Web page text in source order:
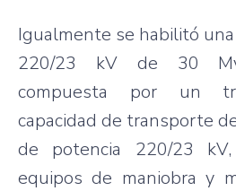
Igualmente se habilitó una
220/23 kV de 30
compuesta
porun
capacidad de transporte
de potencia 220/23
equipos de maniobra y